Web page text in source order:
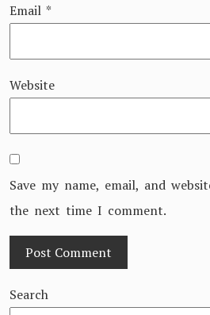
Email *
Website
Save my name, email, and
the next time I comment.
Search